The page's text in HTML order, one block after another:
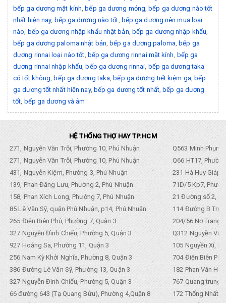
bếp ga dương mặt kính bếp ga dương mỏng bếp ga dương nào tốt
nhất hiện nay, bếp ga dương nào tốt bếp ga dương nên mua loại
nào
bếp ga dương nhập khẩu nhật bản bếp ga dương nhập khẩu
bếp ga dương paloma nhật bản bếp ga dương paloma bếp ga
dương rinnai loại nào tốt bếp ga dương rinnai mặt kính
bếp ga
dương rinnai nhập khẩu bếp ga dương rinnai bếp ga dương taka
có tốt không bếp ga dương taka bếp ga dương tiết kiệm ga bếp
ga dương tốt nhất hiện nay, bếp ga dương tốt nhất, bếp ga dương
tốt bếp ga dương và âm
HỆ THỐNG THỢ HAY TP.HCM
271, Nguyễn Văn Trỗi, Phường 10, Phú Nhuận
Q563 Minh
271, Nguyễn Văn Trỗi, Phường 10, Phú Nhuận
Q66 HT17,
431, Nguyễn Kiệm, Phường 3, Phú Nhuận
231 Hà Huy Giáp,
139, Phan Đăng Lưu, Phường 2, Phú Nhuận
71D/5 Kp7,
158, Phan Xích Long, Phường 7, Phú Nhuận
21 Đường số 2,
85 Lê Văn Sỹ, quận Phú Nhuận, p14, Phú Nhuận
114 Đường B
265 Điện Biên Phủ, Phường 7, Quận 3
204/56 Nơ Trang
327 Nguyễn Đình Chiểu, Phường 5, Quận 3
Q312 Nguyền
927 Hoàng Sa, Phường 11, Quận 3
105 Nguyền Xí,
256 Nam Kỳ Khởi Nghĩa, Phường 8, Quận 3
704 Điện Biên
386 Đường Lê Văn Sỹ, Phường 13, Quận 3
182 Phan Văn
327 Nguyễn Đình Chiểu, Phường 5, Quận 3
767 Quang trung,
66 đường 643 (Tạ Quang Bửu), Phường 4,Quận 8
172 Thống Nhất.